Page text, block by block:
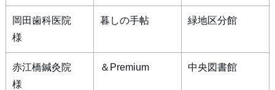
岡田歯科医院
様
暮しの手帖 緑地区分館
赤江橋鍼灸院
様
＆Premium 中央図書館